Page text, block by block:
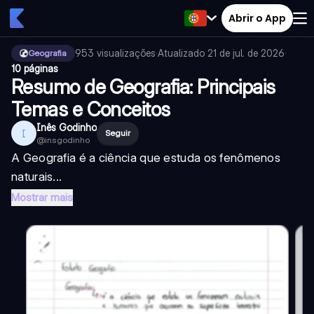
Abrir o App
Geografia 953 visualizações·Atualizado 21 de jul. de 2026·
10 páginas
Resumo de Geografia: Principais
Temas e Conceitos
I Inês Godinho
@insgodinho
Seguir
A Geografia é a ciência que estuda os fenômenos
naturais...
Mostrar mais